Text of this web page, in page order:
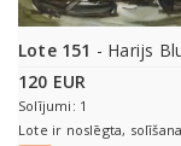
Lote 151 - Harijs
120 EUR
Solījumi: 1
Lote ir noslēgta,